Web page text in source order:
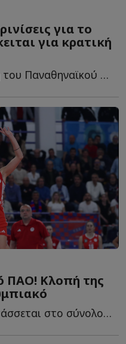
για το
για κρατική
Έντονη ήταν η αντίδραση του Παναθηναϊκού στα δημοσιεύματα π...
ΠΑΟ! Κλοπή της
Η διεθνής πασαδόρος εντάσσεται στο σύνολο που χτίζει ο...